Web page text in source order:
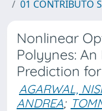
01 CONTRIBUTO
Nonlinear
Polyynes:
Prediction
AGARWAL,
ANDREA;